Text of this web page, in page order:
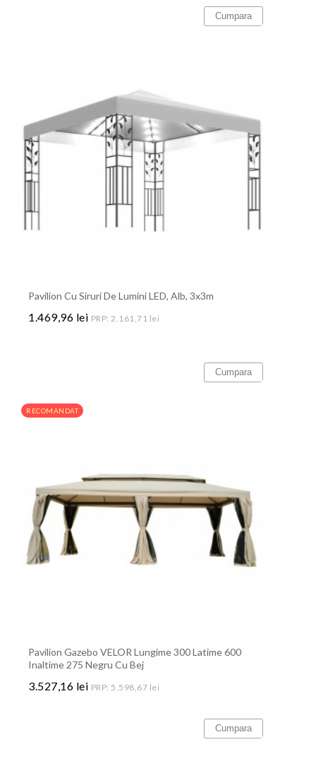
Cumpara
Pavilion Cu Siruri De Lumini LED, Alb, 3x3m
1.469,96 lei PRP: 2.161,71 lei
Cumpara
RECOMANDAT
Pavilion Gazebo VELOR Lungime 300 Latime 600
Inaltime 275 Negru Cu Bej
3.527,16 lei PRP: 5.598,67 lei
Cumpara